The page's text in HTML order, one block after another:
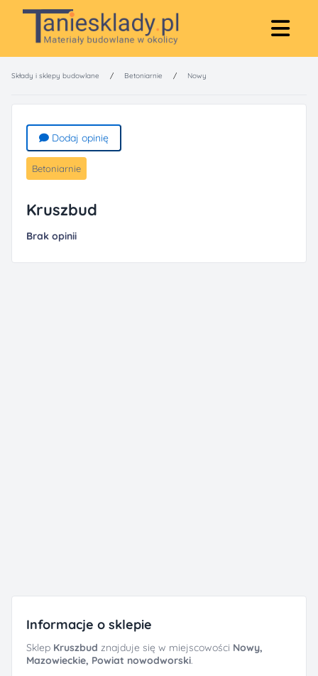
Składy i sklepy budowlane / Betoniarnie / Nowy
Dodaj opinię
Betoniarnie
Kruszbud
Brak opinii
Informacje o sklepie
Sklep Kruszbud znajduje się w miejscowości Nowy,
Mazowieckie, Powiat nowodworski.